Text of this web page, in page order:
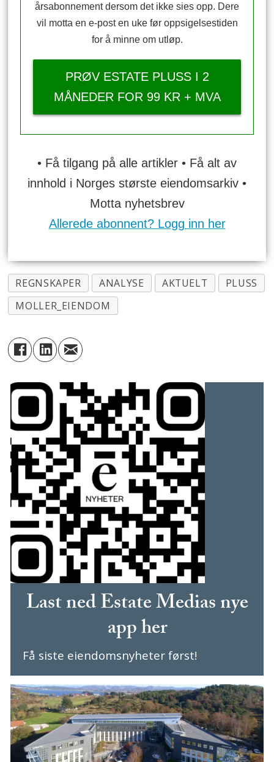
årsabonnement dersom det ikke sies opp. Dere
vil motta en e-post en uke før oppsigelsestiden
for å minne om utløp.
PRØV ESTATE PLUSS I 2
MÅNEDER FOR 99 KR + MVA
• Få tilgang på alle artikler • Få alt av
innhold i Norges største eiendomsarkiv •
Motta nyhetsbrev
Allerede abonnent? Logg inn her
REGNSKAPER ANALYSE AKTUELT
PLUSS
MOLLER_EIENDOM
Last ned Estate Medias nye
app her
Få siste eiendomsnyheter først!